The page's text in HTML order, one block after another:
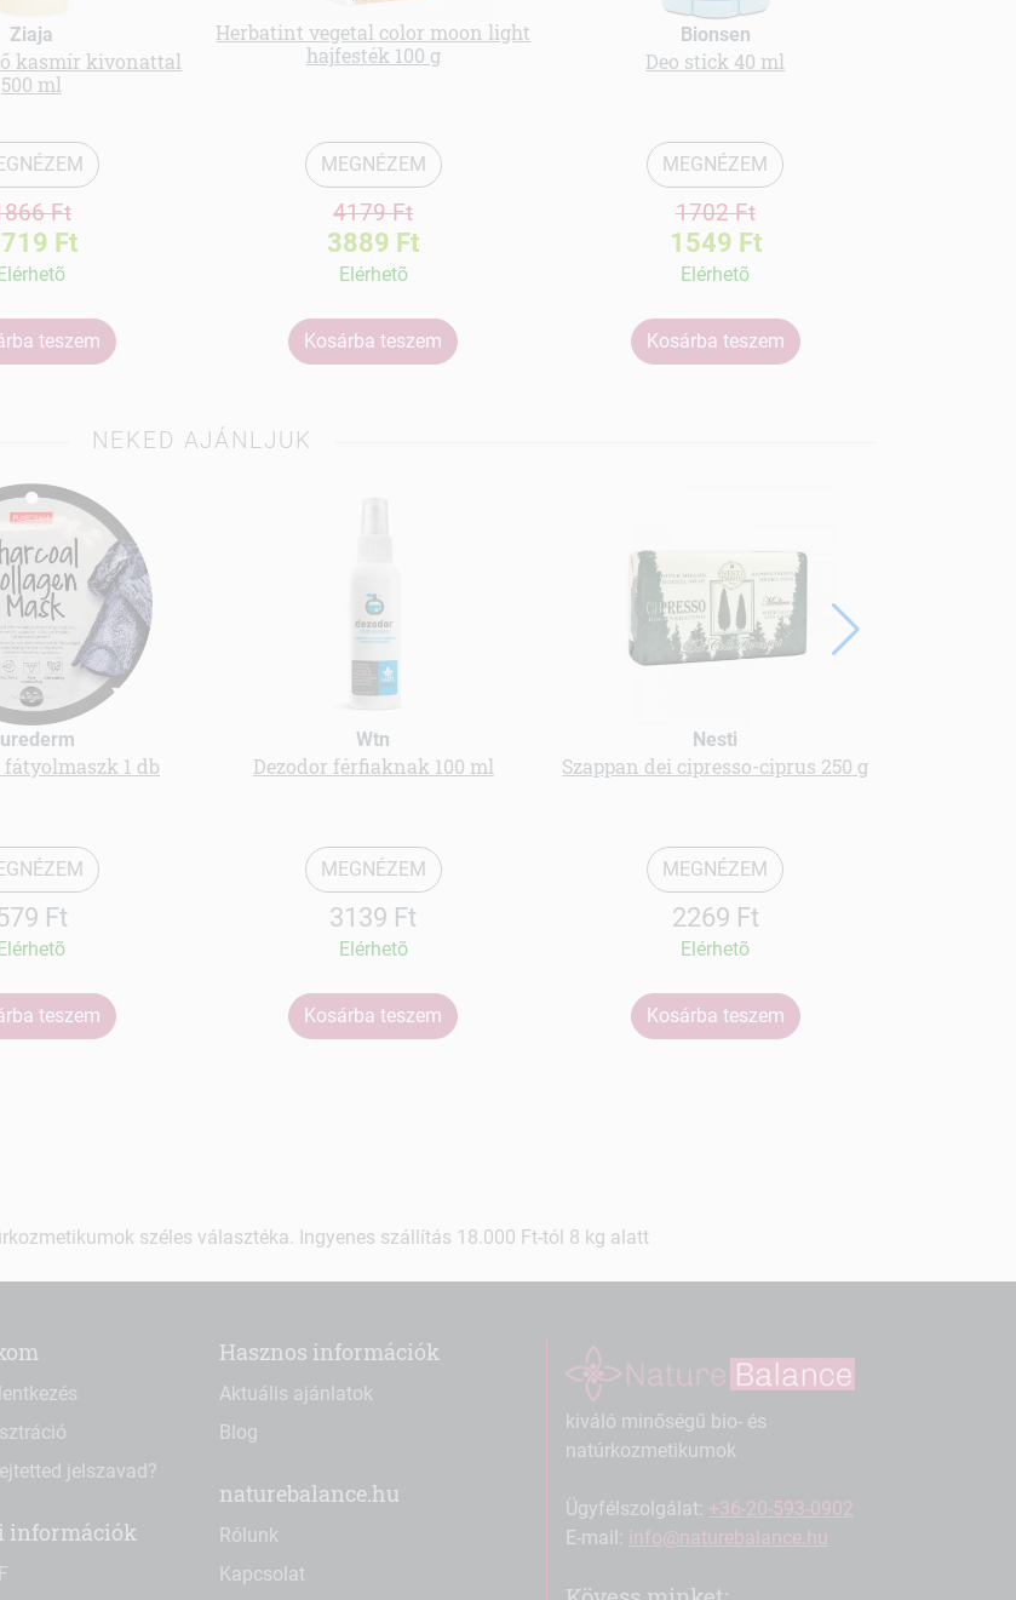
Ziaja
kasmír kivonattal
500 ml
Ft
Ft
teszem
Herbatint vegetal color moon light
hajfesték 100 g
MEGNÉZEM
4179 Ft
3889 Ft
Elérhetõ
Kosárba teszem
Bionsen
Deo stick 40 ml
MEGNÉZEM
1702 Ft
1549 Ft
Elérhetõ
Kosárba teszem
NEKED AJÁNLJUK
1 db
Ft
teszem
Wtn
Dezodor férfiaknak 100 ml
MEGNÉZEM
3139 Ft
Elérhetõ
Kosárba teszem
Nesti
Szappan dei cipresso-ciprus 250 g
MEGNÉZEM
2269 Ft
Elérhetõ
Kosárba teszem
széles választéka. Ingyenes szállítás 18.000 Ft-tól 8 kg alatt
jelszavad?
információk
Hasznos információk
Aktuális ajánlatok
Blog
naturebalance.hu
Rólunk
Kapcsolat
kiváló minőségű bio- és
natúrkozmetikumok
Ügyfélszolgálat: +36-20-593-0902
E-mail: info@naturebalance.hu